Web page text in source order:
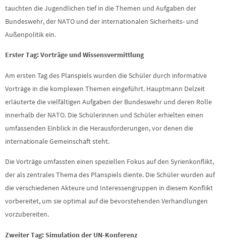
tauchten die Jugendlichen tief in die Themen und Aufgaben der
Bundeswehr, der NATO und der internationalen Sicherheits- und
Außenpolitik ein.
Erster Tag: Vorträge und Wissensvermittlung
Am ersten Tag des Planspiels wurden die Schüler durch informative
Vorträge in die komplexen Themen eingeführt. Hauptmann Delzeit
erläuterte die vielfältigen Aufgaben der Bundeswehr und deren Rolle
innerhalb der NATO. Die Schülerinnen und Schüler erhielten einen
umfassenden Einblick in die Herausforderungen, vor denen die
internationale Gemeinschaft steht.
Die Vorträge umfassten einen speziellen Fokus auf den Syrienkonflikt,
der als zentrales Thema des Planspiels diente. Die Schüler wurden auf
die verschiedenen Akteure und Interessengruppen in diesem Konflikt
vorbereitet, um sie optimal auf die bevorstehenden Verhandlungen
vorzubereiten.
Zweiter Tag: Simulation der UN-Konferenz